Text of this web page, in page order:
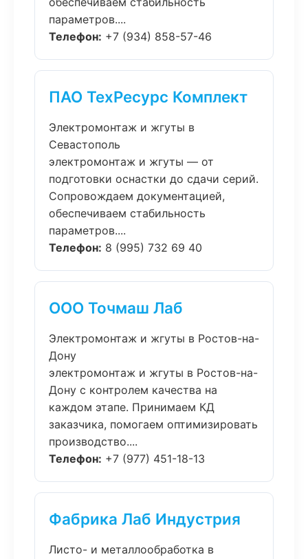
параметров....
Телефон: +7 (934) 858-57-46
ПАО ТехРесурс Комплект
Электромонтаж и жгуты в
Севастополь
электромонтаж и жгуты — от
подготовки оснастки до сдачи серий.
Сопровождаем документацией,
обеспечиваем стабильность
параметров....
Телефон: 8 (995) 732 69 40
ООО Точмаш Лаб
Электромонтаж и жгуты в Ростов-на-
Дону
электромонтаж и жгуты в Ростов-на-
Дону с контролем качества на
каждом этапе. Принимаем КД
заказчика, помогаем оптимизировать
производство....
Телефон: +7 (977) 451-18-13
Фабрика Лаб Индустрия
Листо- и металлообработка в